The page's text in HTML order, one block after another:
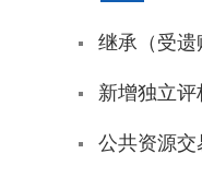
继承（受
新增独立
公共资源